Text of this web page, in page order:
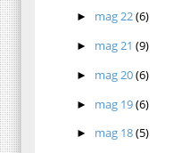
► mag 22(6)
► mag 21(9)
► mag 20(6)
► mag 19(6)
► mag 18(5)